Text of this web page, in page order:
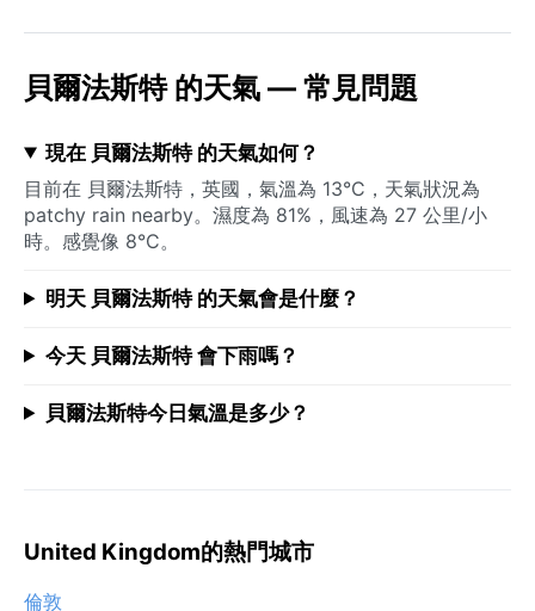
貝爾法斯特 的天氣 — 常見問題
現在 貝爾法斯特 的天氣如何？
目前在 貝爾法斯特，英國，氣溫為 13°C，天氣狀況為
patchy rain nearby。濕度為 81%，風速為 27 公里/小
時。感覺像 8°C。
明天 貝爾法斯特 的天氣會是什麼？
今天 貝爾法斯特 會下雨嗎？
貝爾法斯特今日氣溫是多少？
United Kingdom的熱門城市
倫敦